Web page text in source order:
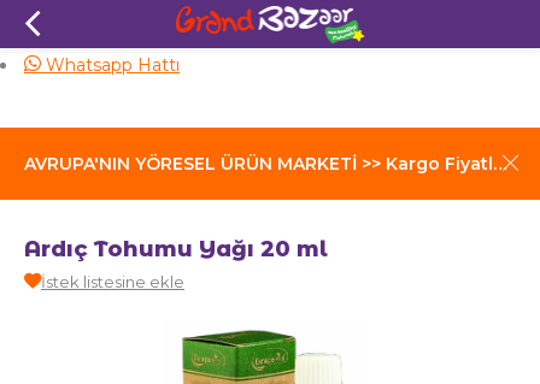
AVRUPA'NIN YÖRESEL ÜRÜN MARKETİ >> Kargo Fiyatları İçin Tıklayınız
Aynı Gün Kargo
Whatsapp Hattı
Ardıç Tohumu Yağı 20 ml
İstek listesine ekle